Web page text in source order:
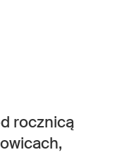
rocznicą